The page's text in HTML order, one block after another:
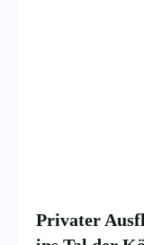
Privater